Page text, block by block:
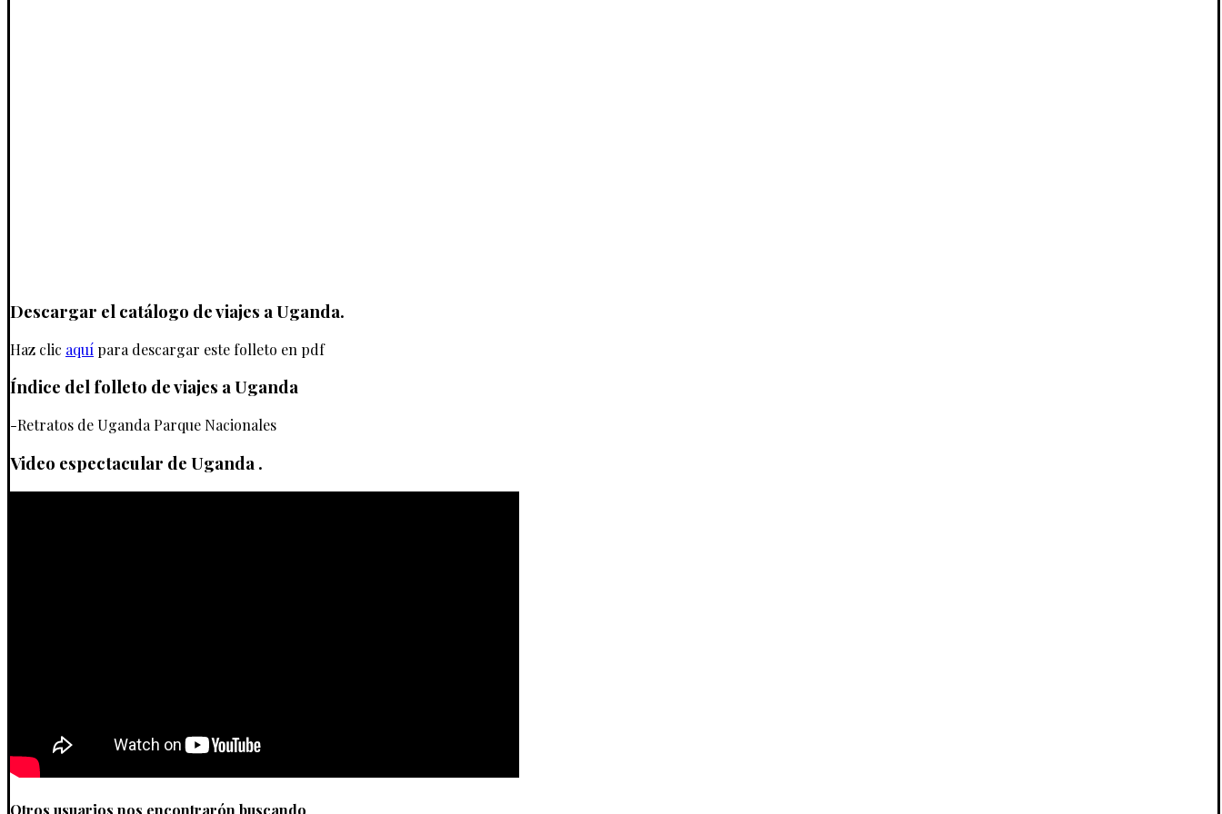
Descargar el catálogo de viajes a Uganda.
Haz clic aquí para descargar este folleto en pdf
Índice del folleto de viajes a Uganda
-Retratos de Uganda Parque Nacionales
Video espectacular de Uganda .
Otros usuarios nos encontrarón buscando